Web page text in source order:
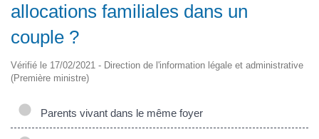
allocations familiales dans un
couple ?
Vérifié le 17/02/2021 - Direction de l'information légale et administrative
(Première ministre)
Parents vivant dans le même foyer